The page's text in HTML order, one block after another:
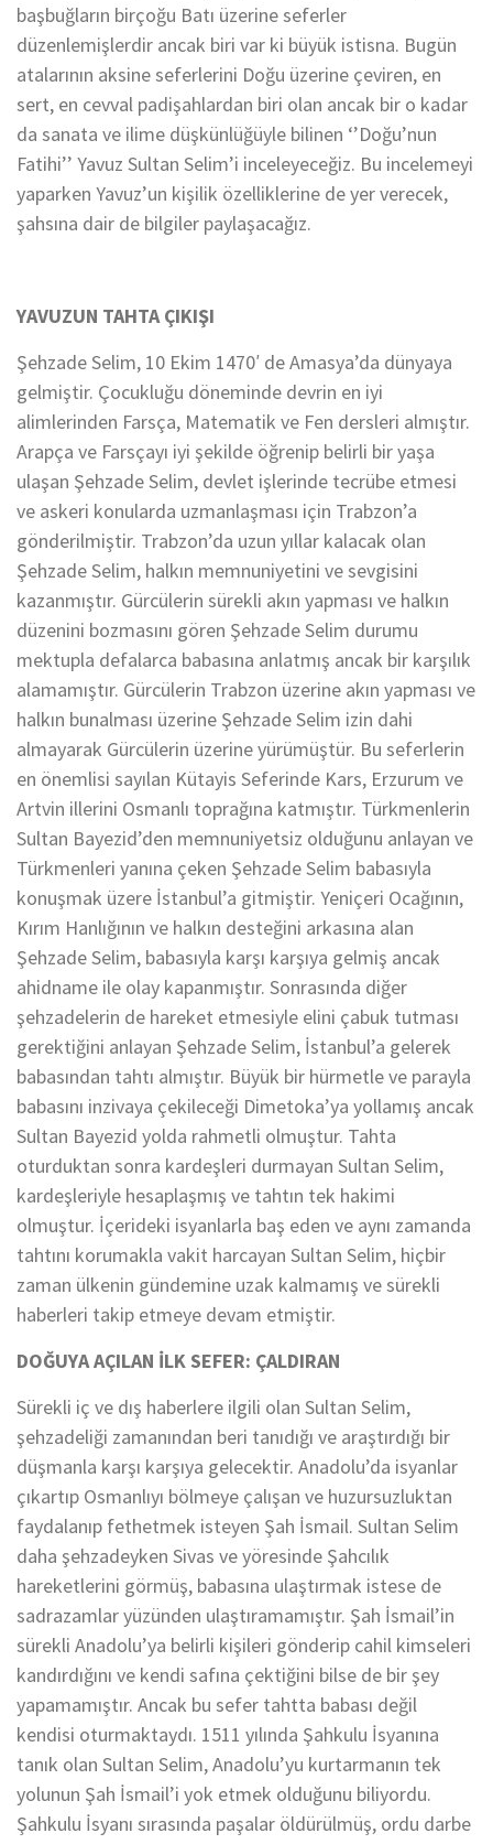
başbuğların birçoğu Batı üzerine seferler
düzenlemişlerdir ancak biri var ki büyük istisna. Bugün
atalarının aksine seferlerini Doğu üzerine çeviren, en
sert, en cevval padişahlardan biri olan ancak bir o kadar
da sanata ve ilime düşkünlüğüyle bilinen ‘’Doğu’nun
Fatihi’’ Yavuz Sultan Selim’i inceleyeceğiz. Bu incelemeyi
yaparken Yavuz’un kişilik özelliklerine de yer verecek,
şahsına dair de bilgiler paylaşacağız.
YAVUZUN TAHTA ÇIKIŞI
Şehzade Selim, 10 Ekim 1470′ de Amasya’da dünyaya
gelmiştir. Çocukluğu döneminde devrin en iyi
alimlerinden Farsça, Matematik ve Fen dersleri almıştır.
Arapça ve Farsçayı iyi şekilde öğrenip belirli bir yaşa
ulaşan Şehzade Selim, devlet işlerinde tecrübe etmesi
ve askeri konularda uzmanlaşması için Trabzon’a
gönderilmiştir. Trabzon’da uzun yıllar kalacak olan
Şehzade Selim, halkın memnuniyetini ve sevgisini
kazanmıştır. Gürcülerin sürekli akın yapması ve halkın
düzenini bozmasını gören Şehzade Selim durumu
mektupla defalarca babasına anlatmış ancak bir karşılık
alamamıştır. Gürcülerin Trabzon üzerine akın yapması ve
halkın bunalması üzerine Şehzade Selim izin dahi
almayarak Gürcülerin üzerine yürümüştür. Bu seferlerin
en önemlisi sayılan Kütayis Seferinde Kars, Erzurum ve
Artvin illerini Osmanlı toprağına katmıştır. Türkmenlerin
Sultan Bayezid’den memnuniyetsiz olduğunu anlayan ve
Türkmenleri yanına çeken Şehzade Selim babasıyla
konuşmak üzere İstanbul’a gitmiştir. Yeniçeri Ocağının,
Kırım Hanlığının ve halkın desteğini arkasına alan
Şehzade Selim, babasıyla karşı karşıya gelmiş ancak
ahidname ile olay kapanmıştır. Sonrasında diğer
şehzadelerin de hareket etmesiyle elini çabuk tutması
gerektiğini anlayan Şehzade Selim, İstanbul’a gelerek
babasından tahtı almıştır. Büyük bir hürmetle ve parayla
babasını inzivaya çekileceği Dimetoka’ya yollamış ancak
Sultan Bayezid yolda rahmetli olmuştur. Tahta
oturduktan sonra kardeşleri durmayan Sultan Selim,
kardeşleriyle hesaplaşmış ve tahtın tek hakimi
olmuştur. İçerideki isyanlarla baş eden ve aynı zamanda
tahtını korumakla vakit harcayan Sultan Selim, hiçbir
zaman ülkenin gündemine uzak kalmamış ve sürekli
haberleri takip etmeye devam etmiştir.
DOĞUYA AÇILAN İLK SEFER: ÇALDIRAN
Sürekli iç ve dış haberlere ilgili olan Sultan Selim,
şehzadeliği zamanından beri tanıdığı ve araştırdığı bir
düşmanla karşı karşıya gelecektir. Anadolu’da isyanlar
çıkartıp Osmanlıyı bölmeye çalışan ve huzursuzluktan
faydalanıp fethetmek isteyen Şah İsmail. Sultan Selim
daha şehzadeyken Sivas ve yöresinde Şahcılık
hareketlerini görmüş, babasına ulaştırmak istese de
sadrazamlar yüzünden ulaştıramamıştır. Şah İsmail’in
sürekli Anadolu’ya belirli kişileri gönderip cahil kimseleri
kandırdığını ve kendi safına çektiğini bilse de bir şey
yapamamıştır. Ancak bu sefer tahtta babası değil
kendisi oturmaktaydı. 1511 yılında Şahkulu İsyanına
tanık olan Sultan Selim, Anadolu’yu kurtarmanın tek
yolunun Şah İsmail’i yok etmek olduğunu biliyordu.
Şahkulu İsyanı sırasında paşalar öldürülmüş, ordu darbe